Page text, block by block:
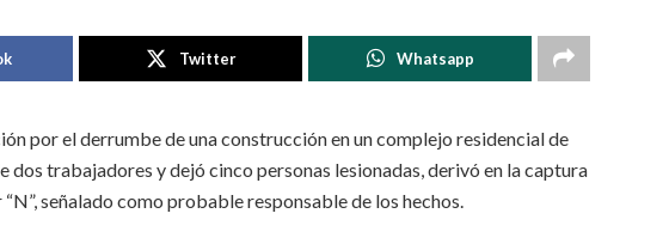
Twitter Whatsapp
por el derrumbe de una construcción en un complejo residencial de
dos trabajadores y dejó cinco personas lesionadas, derivó en la captura
señalado como probable responsable de los hechos.